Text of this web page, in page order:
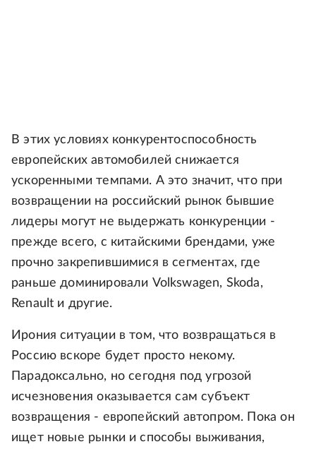
В этих условиях конкурентоспособность
европейских автомобилей снижается
ускоренными темпами. А это значит, что при
возвращении на российский рынок бывшие
лидеры могут не выдержать конкуренции -
прежде всего, с китайскими брендами, уже
прочно закрепившимися в сегментах, где
раньше доминировали Volkswagen, Skoda,
Renault и другие.
Ирония ситуации в том, что возвращаться в
Россию вскоре будет просто некому.
Парадоксально, но сегодня под угрозой
исчезновения оказывается сам субъект
возвращения - европейский автопром. Пока он
ищет новые рынки и способы выживания,